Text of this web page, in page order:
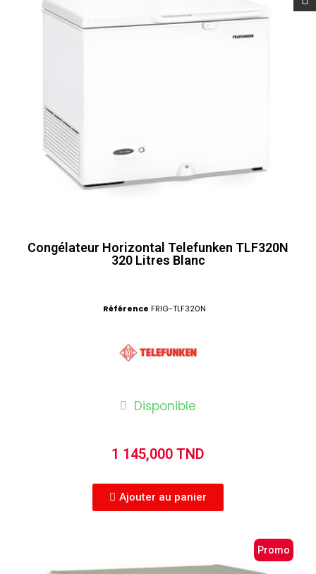
Congélateur Horizontal Telefunken TLF320N
320 Litres Blanc
Référence FRIG-TLF320N
Disponible
1 145,000 TND
Ajouter au panier
Promo